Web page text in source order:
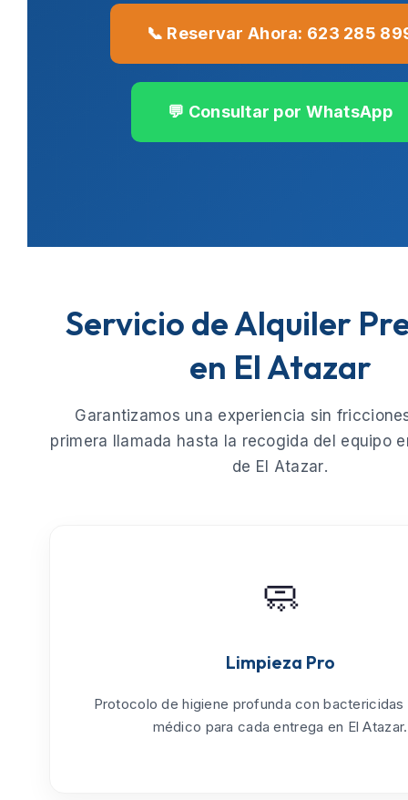
📞 Reservar Ahora: 623 285
💬 Consultar por WhatsApp
Servicio de Alquiler
en El Atazar
Garantizamos una experiencia sin
primera llamada hasta la recogida del equipo
de El Atazar.
🧼
Limpieza Pro
Protocolo dehigiene profunda con bactericidas
médico para cada entrega en El Atazar.